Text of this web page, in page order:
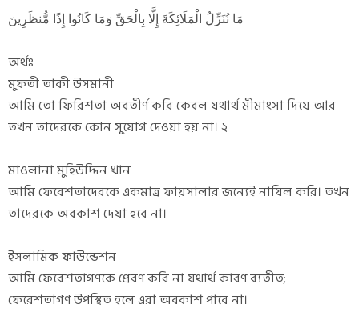
مَا نُنَزِّلُ الْمَلَائِكَةَ إِلَّا بِالْحَقِّ وَمَا كَانُوا إِذًا مُّنظَرِينَ
অর্থঃ
মুফতী তাকী উসমানী
আমি তো ফিরিশতা অবতীর্ণ করি কেবল যথার্থ মীমাংসা দিয়ে আর
তখন তাদেরকে কোন সুযোগ দেওয়া হয় না। ২
মাওলানা মুহিউদ্দিন খান
আমি ফেরেশতাদেরকে একমাত্র ফায়সালার জন্যেই নাযিল করি। তখন
তাদেরকে অবকাশ দেয়া হবে না।
ইসলামিক ফাউন্ডেশন
আমি ফেরেশতাগণকে প্রেরণ করি না যথার্থ কারণ ব্যতীত;
ফেরেশতাগণ উপস্থিত হলে এরা অবকাশ পাবে না।